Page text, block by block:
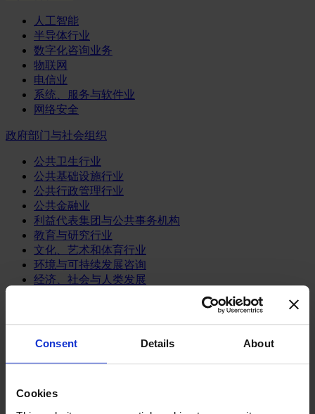
Consent Details About
Cookies
人工智能
半导体行业
数字化咨询业务
物联网
电信业
系统、服务与软件业
网络安全
政府部门与社会组织
公共卫生行业
公共基础设施行业
公共行政管理行业
公共金融业
利益代表集团与公共事务机构
教育与研究行业
文化、艺术和体育行业
环境与可持续发展咨询
经济、社会与人类发展
媒体和娱乐业
消费品
餐饮、旅游与酒店业